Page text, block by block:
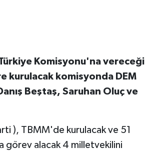
Komisyonu'na vereceği
kurulacak komisyonda DEM
Beştaş, Saruhan Oluç ve
), TBMM'de kurulacak ve 51
görev alacak 4 milletvekilini